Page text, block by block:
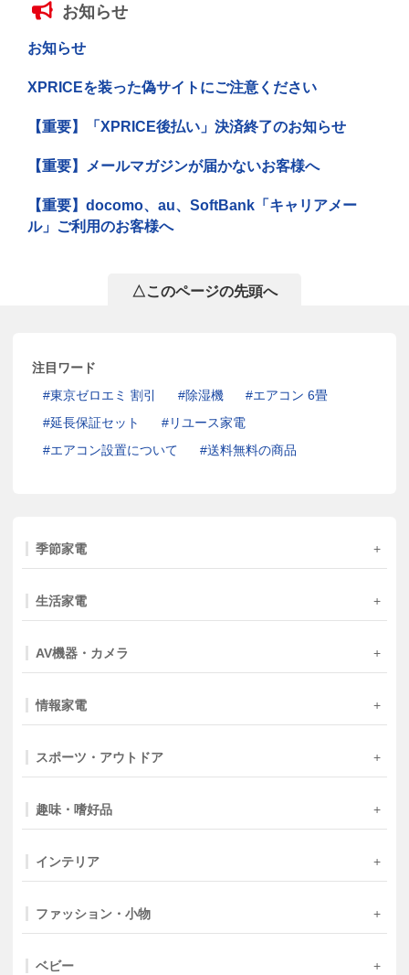
お知らせ
お知らせ
XPRICEを装った偽サイトにご注意ください
【重要】「XPRICE後払い」決済終了のお知らせ
【重要】メールマガジンが届かないお客様へ
【重要】docomo、au、SoftBank「キャリアメー
ル」ご利用のお客様へ
△このページの先頭へ
注目ワード
東京ゼロエミ 割引
除湿機
エアコン 6畳
延長保証セット
リユース家電
エアコン設置について
送料無料の商品
季節家電
生活家電
AV機器・カメラ
情報家電
スポーツ・アウトドア
趣味・嗜好品
インテリア
ファッション・小物
ベビー